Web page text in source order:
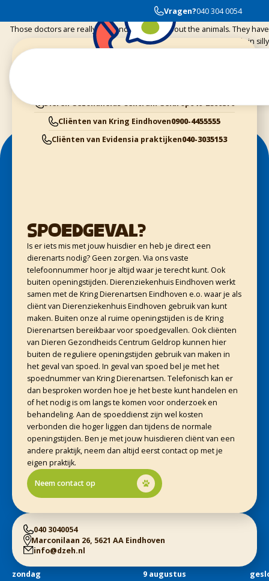
Vragen?040 304 0054
Those doctors are really nice and they care about the animals. They have
always the time to help you, so explain you things or to reply in silly
questions. I ve never saw them to watch their clocks about the time, they
Dieren Gezondheids Centrum Geldrop040-2800370
Cliënten van Kring Eindhoven0900-4455555
Cliënten van Evidensia praktijken040-3035153
Spoedgeval?
Is er iets mis met jouw huisdier en heb je direct een
dierenarts nodig? Geen zorgen. Via ons vaste
telefoonnummer hoor je altijd waar je terecht kunt. Ook
buiten openingstijden. Dierenziekenhuis Eindhoven werkt
samen met de Kring Dierenartsen Eindhoven e.o. waar je als
cliënt van Dierenziekenhuis Eindhoven gebruik van kunt
maken. Buiten onze al ruime openingstijden is de Kring
Dierenartsen bereikbaar voor spoedgevallen. Ook cliënten
van Dieren Gezondheids Centrum Geldrop kunnen hier
buiten de reguliere openingstijden gebruik van maken in
het geval van spoed. In geval van spoed bel je met het
spoednummer van Kring Dierenartsen. Telefonisch kan er
dan besproken worden hoe je het beste kunt handelen en
of het nodig is om langs te komen voor onderzoek en
behandeling. Aan de spoeddienst zijn wel kosten
verbonden die hoger liggen dan tijdens de normale
openingstijden. Ben je met jouw huisdieren cliënt van een
andere praktijk, neem dan altijd eerst contact op met je
eigen praktijk.
Neem contact op
040 3040054
Marconilaan 26, 5621 AA Eindhoven
info@dzeh.nl
zondag 9 augustus